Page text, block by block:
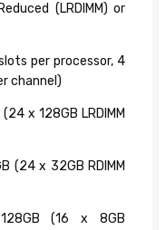
(LRDIMM) or
per processor, 4
channel)
x 128GB LRDIMM
(24 x 32GB RDIMM
128GB (16 x 8GB